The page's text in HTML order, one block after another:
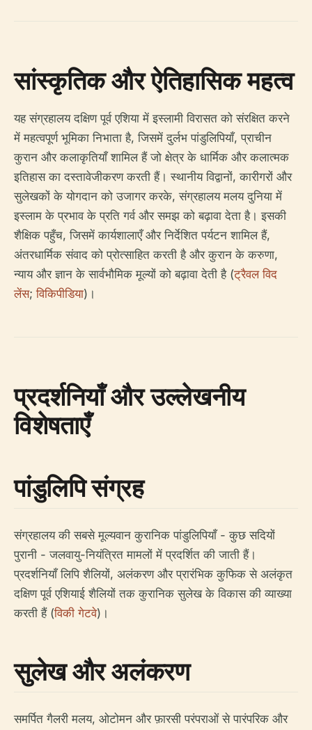
सांस्कृतिक और ऐतिहासिक महत्व
यह संग्रहालय दक्षिण पूर्व एशिया में इस्लामी विरासत को संरक्षित करने
में महत्वपूर्ण भूमिका निभाता है, जिसमें दुर्लभ पांडुलिपियाँ, प्राचीन
कुरान और कलाकृतियाँ शामिल हैं जो क्षेत्र के धार्मिक और कलात्मक
इतिहास का दस्तावेजीकरण करती हैं। स्थानीय विद्वानों, कारीगरों और
सुलेखकों के योगदान को उजागर करके, संग्रहालय मलय दुनिया में
इस्लाम के प्रभाव के प्रति गर्व और समझ को बढ़ावा देता है। इसकी
शैक्षिक पहुँच, जिसमें कार्यशालाएँ और निर्देशित पर्यटन शामिल हैं,
अंतरधार्मिक संवाद को प्रोत्साहित करती है और कुरान के करुणा,
न्याय और ज्ञान के सार्वभौमिक मूल्यों को बढ़ावा देती है (ट्रैवल विद
लेंस;विकिपीडिया)।
प्रदर्शनियाँ और उल्लेखनीय
विशेषताएँ
पांडुलिपि संग्रह
संग्रहालय की सबसे मूल्यवान कुरानिक पांडुलिपियाँ - कुछ सदियों
पुरानी - जलवायु-नियंत्रित मामलों में प्रदर्शित की जाती हैं।
प्रदर्शनियाँ लिपि शैलियों, अलंकरण और प्रारंभिक कुफिक से अलंकृत
दक्षिण पूर्व एशियाई शैलियों तक कुरानिक सुलेख के विकास की व्याख्या
करती हैं (विकी गेटवे)।
सुलेख और अलंकरण
समर्पित गैलरी मलय, ओटोमन और फ़ारसी परंपराओं से पारंपरिक और